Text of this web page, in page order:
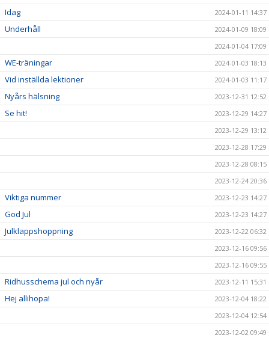
Idag 2024-01-11 14:37
Underhåll
2024-01-09 18:09
2024-01-04 17:09
WE-träningar 2024-01-03 18:13
Vid inställda lektioner 2024-01-03 11:17
Nyårs hälsning 2023-12-31 12:52
Se hit!
2023-12-29 14:27
2023-12-29 13:12
2023-12-28 17:29
2023-12-28 08:15
2023-12-24 20:36
Viktiga nummer 2023-12-23 14:27
God Jul 2023-12-23 14:27
Julklappshoppning
2023-12-22 06:32
2023-12-16 09:56
2023-12-16 09:55
Ridhusschema jul och nyår 2023-12-11 15:31
Hej allihopa!
2023-12-04 18:22
2023-12-04 12:54
2023-12-02 09:49